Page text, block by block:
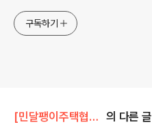
구독하기
[민달팽이주택협동조합]/* 달팽이집 살이 의 다른 글